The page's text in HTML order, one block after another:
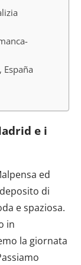
e i
ed
di
e spaziosa.
in
la giornata